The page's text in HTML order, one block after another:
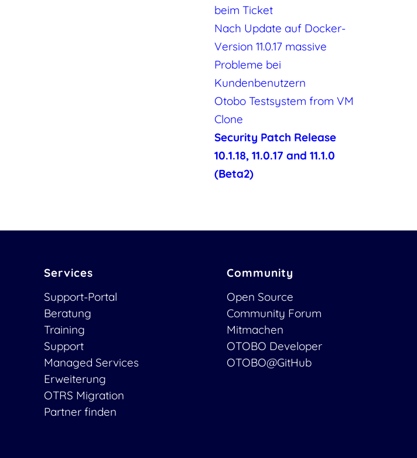
beim Ticket
Nach Update auf Docker-
Version 11.0.17 massive
Probleme bei
Kundenbenutzern
Otobo Testsystem from VM
Clone
Security Patch Release
10.1.18, 11.0.17 and 11.1.0
(Beta2)
Services
Support-Portal
Beratung
Training
Support
Managed Services
Erweiterung
OTRS Migration
Partner finden
Community
Open Source
Community Forum
Mitmachen
OTOBO Developer
OTOBO@GitHub